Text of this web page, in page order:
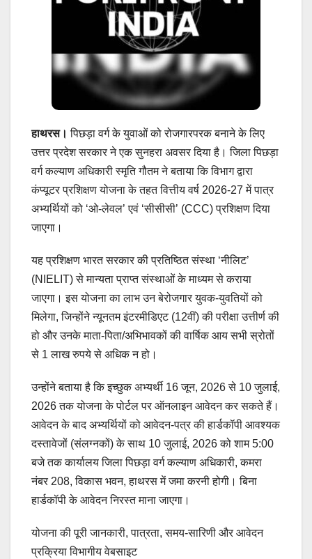
हाथरस। पिछड़ा वर्ग के युवाओं को रोजगारपरक बनाने के लिए
उत्तर प्रदेश सरकार ने एक सुनहरा अवसर दिया है। जिला पिछड़ा
वर्ग कल्याण अधिकारी स्मृति गौतम ने बताया कि विभाग द्वारा
कंप्यूटर प्रशिक्षण योजना के तहत वित्तीय वर्ष 2026-27 में पात्र
अभ्यर्थियों को ‘ओ-लेवल’ एवं ‘सीसीसी’ (CCC) प्रशिक्षण दिया
जाएगा।
यह प्रशिक्षण भारत सरकार की प्रतिष्ठित संस्था ‘नीलिट’
(NIELIT) से मान्यता प्राप्त संस्थाओं के माध्यम से कराया
जाएगा। इस योजना का लाभ उन बेरोजगार युवक-युवतियों को
मिलेगा, जिन्होंने न्यूनतम इंटरमीडिएट (12वीं) की परीक्षा उत्तीर्ण की
हो और उनके माता-पिता/अभिभावकों की वार्षिक आय सभी स्रोतों
से 1 लाख रुपये से अधिक न हो।
उन्होंने बताया है कि इच्छुक अभ्यर्थी 16 जून, 2026 से 10 जुलाई,
2026 तक योजना के पोर्टल पर ऑनलाइन आवेदन कर सकते हैं।
आवेदन के बाद अभ्यर्थियों को आवेदन-पत्र की हार्डकॉपी आवश्यक
दस्तावेजों (संलग्नकों) के साथ 10 जुलाई, 2026 को शाम 5:00
बजे तक कार्यालय जिला पिछड़ा वर्ग कल्याण अधिकारी, कमरा
नंबर 208, विकास भवन, हाथरस में जमा करनी होगी। बिना
हार्डकॉपी के आवेदन निरस्त माना जाएगा।
योजना की पूरी जानकारी, पात्रता, समय-सारिणी और आवेदन
प्रक्रिया विभागीय वेबसाइट